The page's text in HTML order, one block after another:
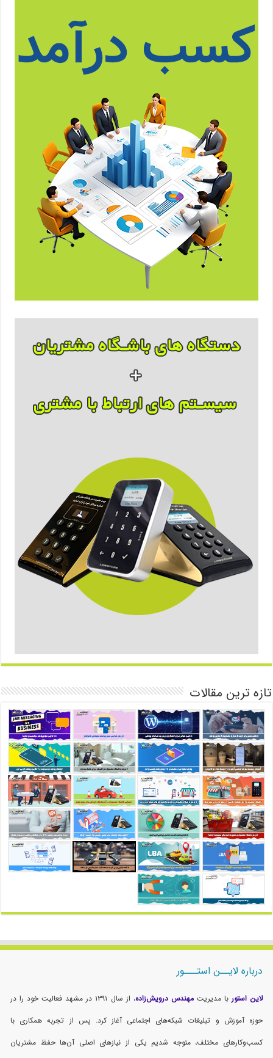
تازه ترین مقالات
درباره لایــن استـــور
لاین استور با مدیریتمهندس درویش‌زاده
، از سال ۱۳۹۱ در مشهد فعالیت خود را در
حوزه آموزش و تبلیغات شبکه‌های اجتماعی آغاز کرد. پس از تجربه همکاری با
کسب‌وکارهای مختلف، متوجه شدیم یکی از نیازهای اصلی آن‌ها حفظ مشتریان